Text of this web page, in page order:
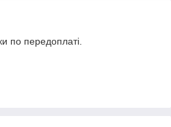
по передоплаті.